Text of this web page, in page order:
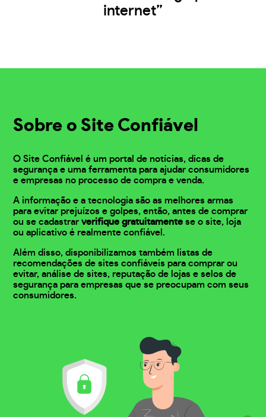
internet”
Sobre o Site Confiável
O Site Confiável é um portal de notícias, dicas de
segurança e uma ferramenta para ajudar consumidores
e empresas no processo de compra e venda.
A informação e a tecnologia são as melhores armas
para evitar prejuízos e golpes, então, antes de comprar
ou se cadastrarverifique gratuitamente se o site, loja
ou aplicativo é realmente confiável.
Além disso, disponibilizamos também listas de
recomendações de sites confiáveis para comprar ou
evitar, análise de sites, reputação de lojas e selos de
segurança para empresas que se preocupam com seus
consumidores.